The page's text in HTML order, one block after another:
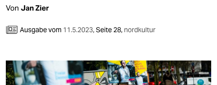
Von Jan Zier
Ausgabe vom 11.5.2023,Seite 28, nordkultur